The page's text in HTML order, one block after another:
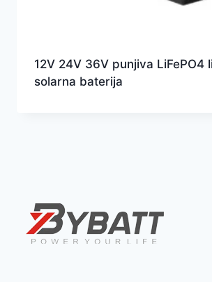
12V 24V 36V punjiva LiFePO4
solarna baterija